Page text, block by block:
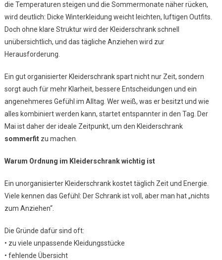
Sommerfit
Werden
die Temperaturen steigen und die Sommermonate näher rücken,
wird deutlich: Dicke Winterkleidung weicht leichten, luftigen Outfits.
Doch ohne klare Struktur wird der Kleiderschrank schnell
unübersichtlich, und das tägliche Anziehen wird zur
Herausforderung.
Ein gut organisierter Kleiderschrank spart nicht nur Zeit, sondern
sorgt auch für mehr Klarheit, bessere Entscheidungen und ein
angenehmeres Gefühl im Alltag. Wer weiß, was er besitzt und wie
alles kombiniert werden kann, startet entspannter in den Tag. Der
Mai ist daher der ideale Zeitpunkt, um den Kleiderschrank
sommerfitzu machen.
Warum Ordnung im Kleiderschrank wichtig ist
Ein unorganisierter Kleiderschrank kostet täglich Zeit und Energie.
Viele kennen das Gefühl: Der Schrank ist voll, aber man hat „nichts
zum Anziehen“.
Die Gründe dafür sind oft:
• zu viele unpassende Kleidungsstücke
• fehlende Übersicht